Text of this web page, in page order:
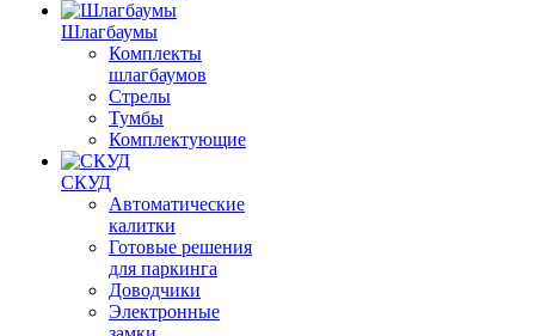
Шлагбаумы
Комплекты
шлагбаумов
Стрелы
Тумбы
Комплектующие
СКУД
Автоматические
калитки
Готовые решения
для паркинга
Доводчики
Электронные